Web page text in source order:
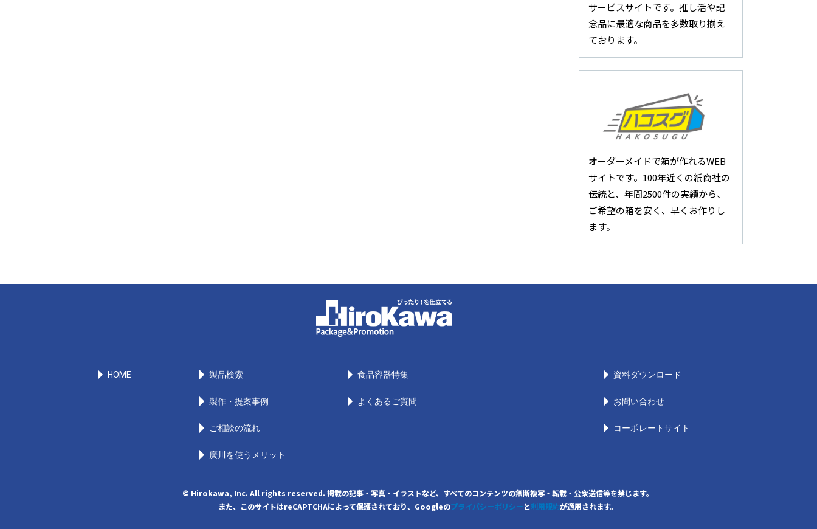
サービスサイトです。推し活や記
念品に最適な商品を多数取り揃え
ております。
オーダーメイドで箱が作れるWEB
サイトです。100年近くの紙商社の
伝統と、年間2500件の実績から、
ご希望の箱を安く、早くお作りし
ます。
HOME 製品検索
製作・提案事例
ご相談の流れ
廣川を使うメリット
食品容器特集
よくあるご質問
資料ダウンロード
お問い合わせ
コーポレートサイト
© Hirokawa, Inc. All rights reserved. 掲載の記事・写真・イラストなど、すべてのコンテンツの無断複写・転載・公衆送信等を禁じます。
また、このサイトはreCAPTCHAによって保護されており、Googleのプライバシーポリシーと利用規約が適用されます。